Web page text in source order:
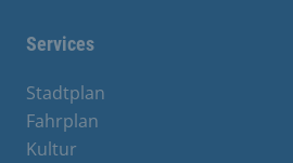
Services
Stadtplan
Fahrplan
Kultur